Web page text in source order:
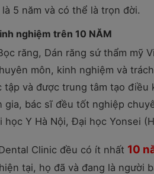
5 năm và có thể là trọn đời.
nghiệm trên 10 NĂM
răng, Dán răng sứ thẩm mỹ
môn, kinh nghiệm và
và được trung tâm tạo
bác sĩ đều tốt nghiệp
Y Hà Nội, Đại học Yonsei
Clinic đều có ít nhất 10
tại, họ đã và đang là người